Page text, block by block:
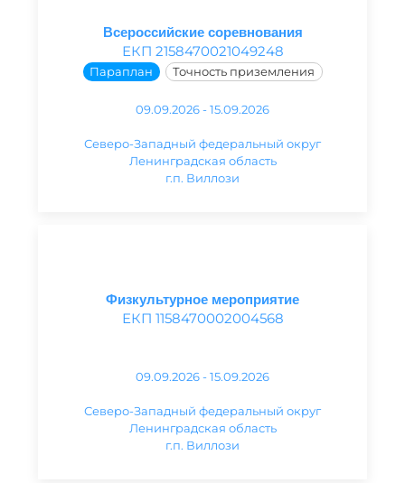
Всероссийские соревнования
ЕКП 2158470021049248
Параплан Точность приземления
09.09.2026 - 15.09.2026
Северо-Западный федеральный округ
Ленинградская область
г.п. Виллози
Физкультурное мероприятие
ЕКП 1158470002004568
09.09.2026 - 15.09.2026
Северо-Западный федеральный округ
Ленинградская область
г.п. Виллози